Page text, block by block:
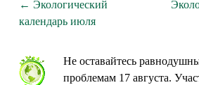
← Экологический
календарь июля
Не оставайтесь
проблемам 17 августа.